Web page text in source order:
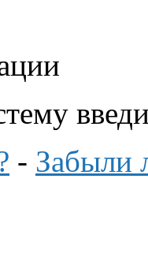
- Забыли